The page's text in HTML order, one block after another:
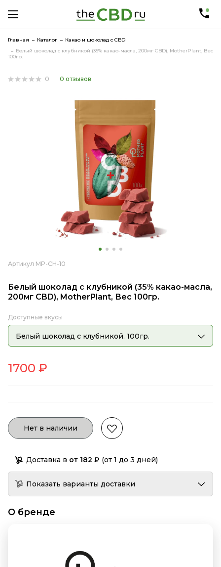
Главная Каталог
Какао и шоколад с CBD
Белый шоколад с клубникой (35% какао-масла, 200мг CBD), MotherPlant, Вес
100гр.
0 0 отзывов
Артикул MP-CH-10
Белый шоколад с клубникой (35% какао-масла,
200мг CBD), MotherPlant, Вес 100гр.
Доступные вкусы
Белый шоколад с клубникой. 100гр.
1700 ₽
Нет в наличии
Доставка в от 182 ₽ (от 1 до 3 дней)
Показать варианты доставки
О бренде